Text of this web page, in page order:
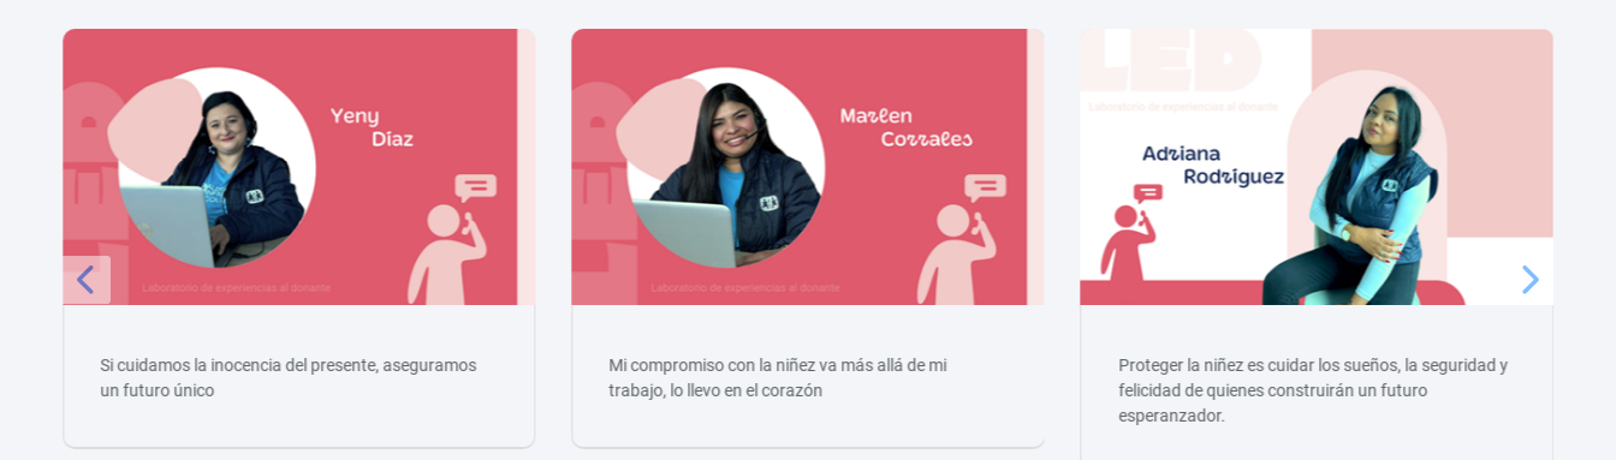
Si cuidamos la inocencia del presente, aseguramos
un futuro único
Mi compromiso con la niñez va más allá de mi
trabajo, lo llevo en el corazón
Proteger la niñez es cuidar los sueños, la seguridad y
felicidad de quienes construirán un futuro
esperanzador.